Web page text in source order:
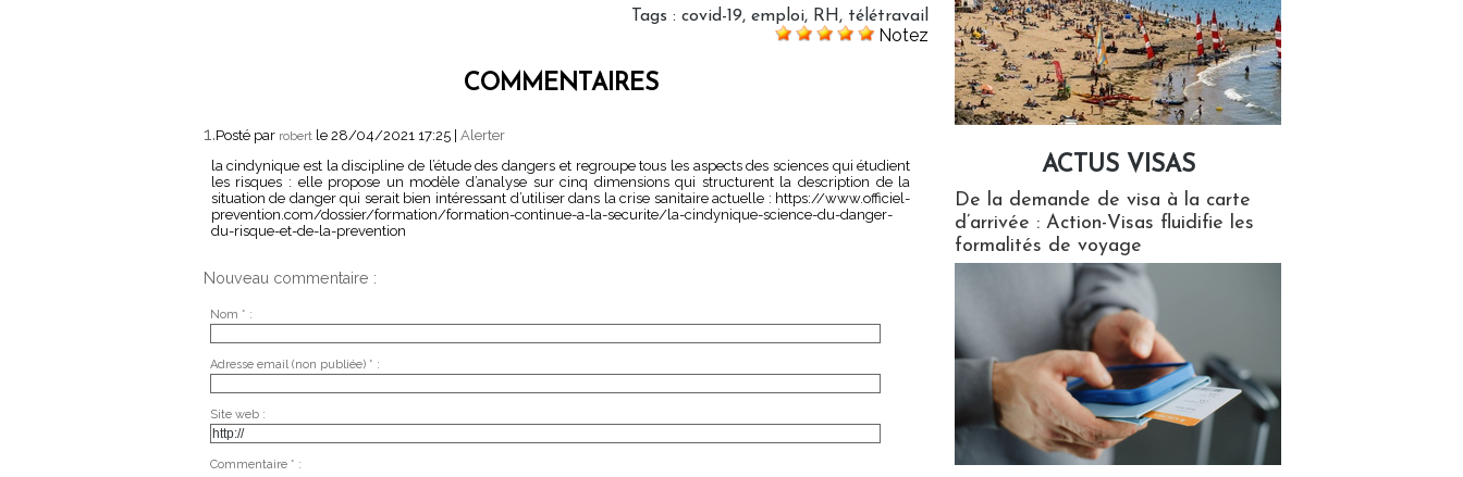
Tags : covid-19, emploi, RH , télétravail
Notez
COMMENTAIRES
1.Posté par robert le 28/04/2021 17:25 Alerter
la cindynique est la discipline de l’étude des dangers et regroupe tous les aspects des sciences qui étudient
les risques : elle propose un modèle d’analyse sur cinq dimensions qui structurent la description de la
situation de danger qui serait bien intéressant d’utiliser dans la crise sanitaire actuelle : https://www.officiel-
prevention.com/dossier/formation/formation-continue-a-la-securite/la-cindynique-science-du-danger-
du-risque-et-de-la-prevention
Nouveau commentaire :
Nom * :
Adresse email (non publiée) * :
Site web :
Commentaire * :
ACTUS VISAS
De la demande de visa à la carte
d’arrivée : Action-Visas fluidifie les
formalités de voyage